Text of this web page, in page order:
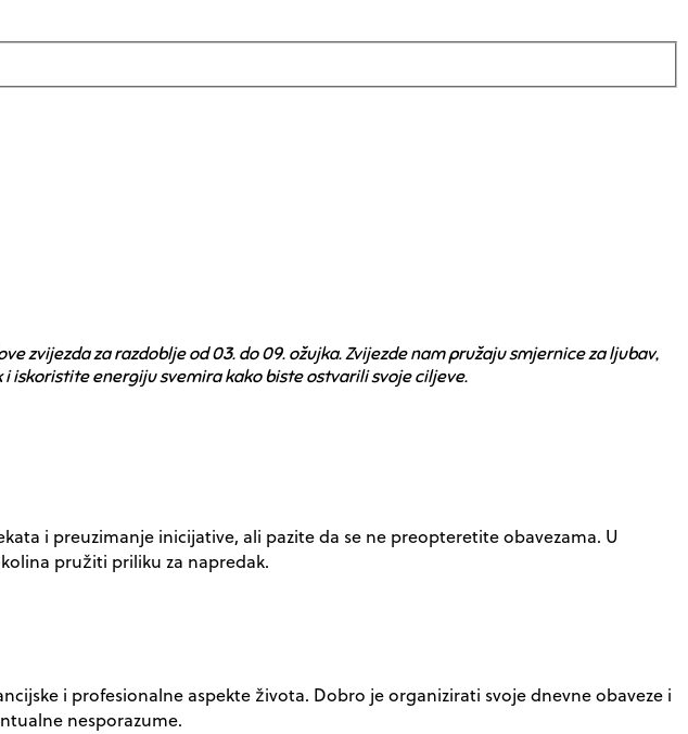
zvijezda za razdoblje od 03. do 09. ožujka. Zvijezde nam pružaju smjernice za ljubav,
iskoristite energiju svemira kako biste ostvarili svoje ciljeve.
i preuzimanje inicijative, ali pazite da se ne preopteretite obavezama. U
pružiti priliku za napredak.
i profesionalne aspekte života. Dobro je organizirati svoje dnevne obaveze i
nesporazume.